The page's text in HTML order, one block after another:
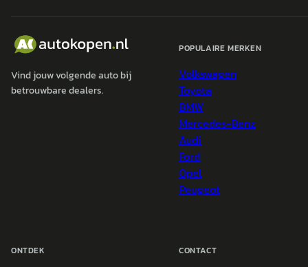
Vind jouw volgende auto bij
betrouwbare dealers.
POPULAIRE MERKEN
Volkswagen
Toyota
BMW
Mercedes-Benz
Audi
Ford
Opel
Peugeot
ONTDEK CONTACT